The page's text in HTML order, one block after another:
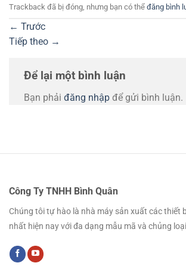
Trackback đã bị đóng, nhưng bạn có thể đăng bình
← Trước
Tiếp theo →
Để lại một bình luận
Bạn phải đăng nhập để gửi bình luận.
Công Ty TNHH Bình Quân
Chúng tôi tự hào là nhà máy sản xuất các thiết
nhất hiện nay với đa dạng mẫu mã và chủng